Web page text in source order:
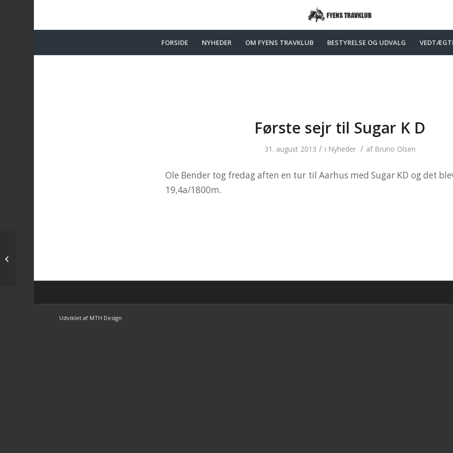
FORSIDE NYHEDER OM FYENS TRAVKLUB BESTYRELSE OG UDVALG
Første sejr til Sugar K D
31. august 2013 / i Nyheder / af Bruno Olsen
Ole Bender tog fredag aften en tur til Aarhus med Sugar KD og det
19,4a/1800m.
Udviklet af MTH Design